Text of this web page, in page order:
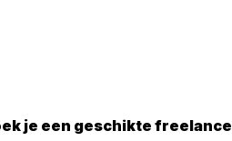
je een geschikte freelance